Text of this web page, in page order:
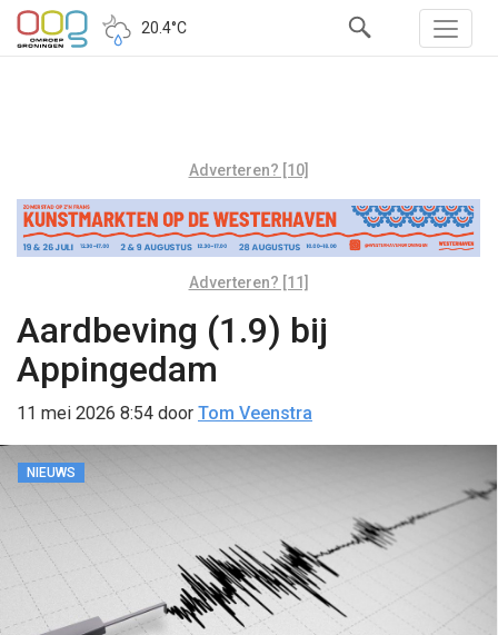
20.4°C
Adverteren? [10]
Adverteren? [11]
Aardbeving (1.9) bij
Appingedam
11 mei 2026 8:54 door Tom Veenstra
NIEUWS